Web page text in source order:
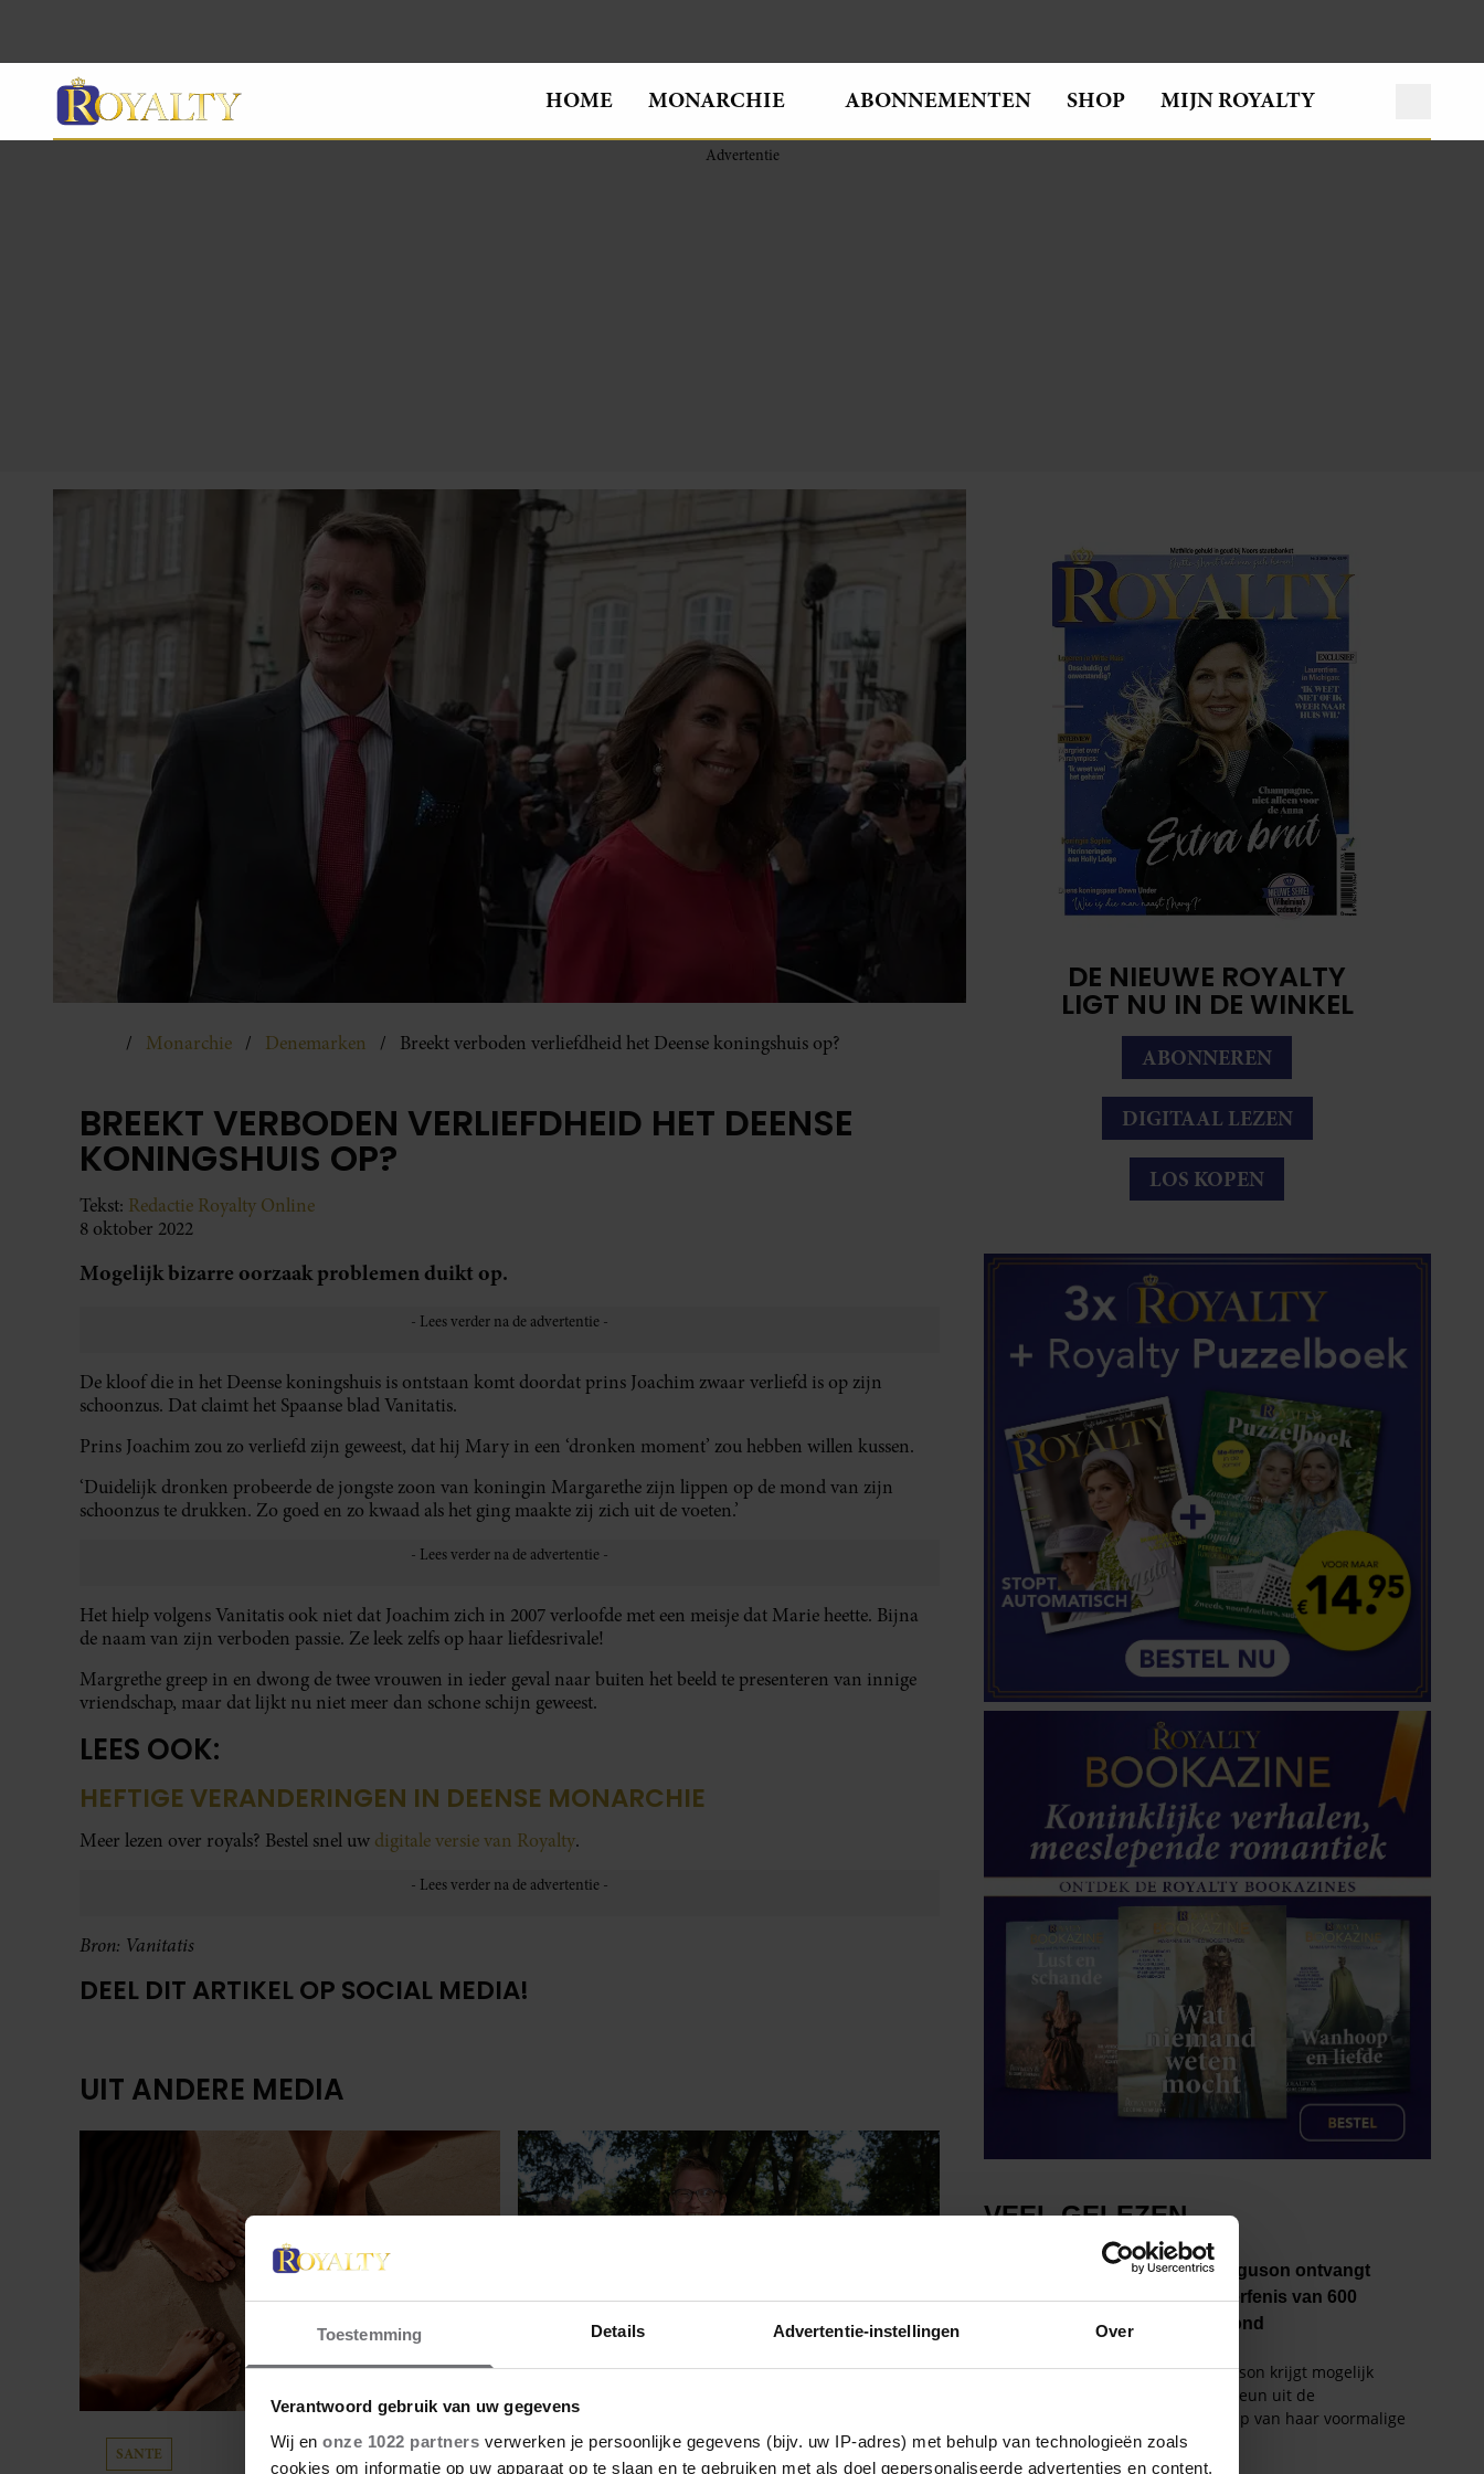
Toestemming Details Advertentie-instellingen Over
Verantwoord gebruik van uw gegevens
Wij en onze 1022 partners verwerken je persoonlijke gegevens (bijv. uw IP-adres) met behulp van technologieën zoals
cookies om informatie op uw apparaat op te slaan en te gebruiken met als doel gepersonaliseerde advertenties en content,
HOME MONARCHIE ABONNEMENTEN SHOP MIJN ROYALTY
Monarchie Denemarken Breekt verboden verliefdheid het Deense koningshuis op?
BREEKT VERBODEN VERLIEFDHEID HET DEENSE
KONINGSHUIS OP?
Tekst: Redactie Royalty Online
8 oktober 2022
Mogelijk bizarre oorzaak problemen duikt op.
De kloof die in het Deense koningshuis is ontstaan komt doordat prins Joachim zwaar verliefd is op zijn
schoonzus. Dat claimt het Spaanse blad Vanitatis.
Prins Joachim zou zo verliefd zijn geweest, dat hij Mary in een ‘dronken moment’ zou hebben willen kussen.
‘Duidelijk dronken probeerde de jongste zoon van koningin Margarethe zijn lippen op de mond van zijn
schoonzus te drukken. Zo goed en zo kwaad als het ging maakte zij zich uit de voeten.’
Het hielp volgens Vanitatis ook niet dat Joachim zich in 2007 verloofde met een meisje dat Marie heette. Bijna
de naam van zijn verboden passie. Ze leek zelfs op haar liefdesrivale!
Margrethe greep in en dwong de twee vrouwen in ieder geval naar buiten het beeld te presenteren van innige
vriendschap, maar dat lijkt nu niet meer dan schone schijn geweest.
LEES OOK:
HEFTIGE VERANDERINGEN IN DEENSE MONARCHIE
Meer lezen over royals? Bestel snel uw digitale versie van Royalty.
Bron: Vanitatis
DEEL DIT ARTIKEL OP SOCIAL MEDIA!
UIT ANDERE MEDIA
SANTE PARTY
DE NIEUWE ROYALTY
LIGT NU IN DE WINKEL
ABONNEREN
DIGITAAL LEZEN
LOS KOPEN